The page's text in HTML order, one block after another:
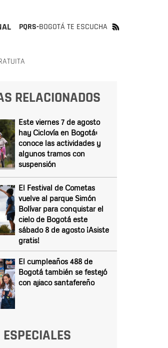
PQRS-BOGOTÁ TE ESCUCHA
RELACIONADOS
Este viernes 7 de agosto
hay Ciclovía en Bogotá:
conoce las actividades y
algunos tramos con
suspensión
El Festival de Cometas
vuelve al parque Simón
Bolívar para conquistar el
cielo de Bogotá este
sábado 8 de agosto ¡Asiste
gratis!
El cumpleaños 488 de
Bogotá también se festejó
con ajiaco santafereño
ESPECIALES